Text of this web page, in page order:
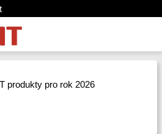
produkty pro rok 2026